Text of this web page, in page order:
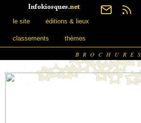
le site éditions & lieux
classements thèmes
BROCHURES